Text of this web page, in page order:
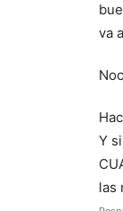
va
Y
las